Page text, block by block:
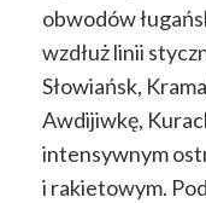
obwodów
wzdłuż linii
Słowiańsk,
Awdijiwkę,
intensywnym
i rakietowym.